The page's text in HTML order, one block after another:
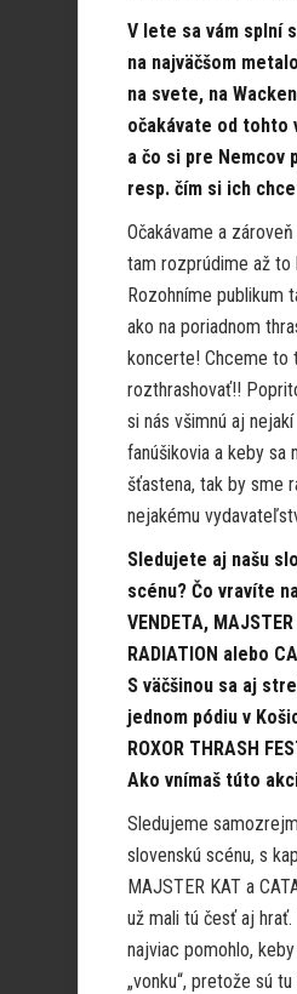
V lete sa vám splní
na najväčšom
na svete, na
očakávate od tohto
a čo si pre Nemcov
resp. čím si ich
Očakávame a
tam rozprúdime až to
Rozohníme publikum
ako na poriadnom
koncerte! Chceme to
rozthrashovať!!
si nás všimnú aj
fanúšikovia a keby sa
šťastena, tak by sme
nejakému
Sledujete aj našu
scénu? Čo vravíte
VENDETA,
RADIATION alebo
S väčšinou sa aj
jednom pódiu v
ROXOR THRASH
Ako vnímaš túto
Sledujeme
slovenskú scénu, s
MAJSTER KAT a
už mali tú česť aj
najviac pomohlo,
„vonku“, pretože sú